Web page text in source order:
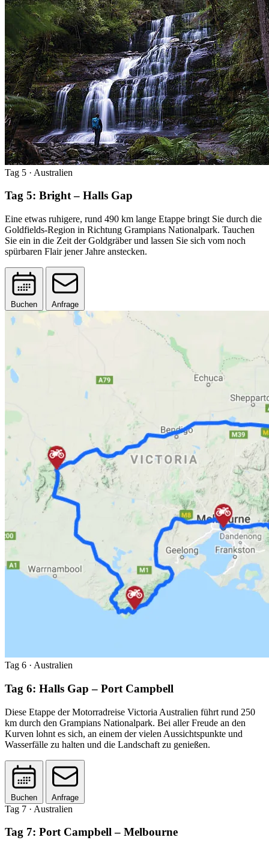
Tag 5 · Australien
Tag 5: Bright – Halls Gap
Eine etwas ruhigere, rund 490 km lange Etappe bringt Sie durch die
Goldfields-Region in Richtung Grampians Nationalpark. Tauchen
Sie ein in die Zeit der Goldgräber und lassen Sie sich vom noch
spürbaren Flair jener Jahre anstecken.
Buchen Anfrage
Tag 6 · Australien
Tag 6: Halls Gap – Port Campbell
Diese Etappe der Motorradreise Victoria Australien führt rund 250
km durch den Grampians Nationalpark. Bei aller Freude an den
Kurven lohnt es sich, an einem der vielen Aussichtspunkte und
Wasserfälle zu halten und die Landschaft zu genießen.
Buchen Anfrage
Tag 7 · Australien
Tag 7: Port Campbell – Melbourne